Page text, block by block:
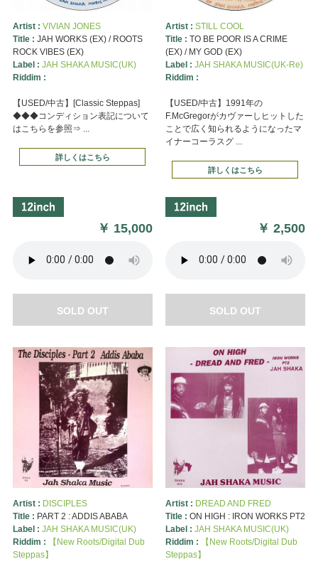
Artist : VIVIAN JONES
Title : JAH WORKS (EX) / ROOTS
ROCK VIBES (EX)
Label : JAH SHAKA MUSIC(UK)
Riddim :
【USED/中古】[Classic Steppas]
◆◆◆コンディション表記について
はこちらを参照⇒ ...
詳しくはこちら
￥ 15,000
SOLD OUT
Artist : STILL COOL
Title : TO BE POOR IS A CRIME
(EX) / MY GOD (EX)
Label : JAH SHAKA MUSIC(UK-Re)
Riddim :
【USED/中古】1991年の
F.McGregorがカヴァーしヒットした
ことで広く知られるようになったマ
イナーコーラスグ ...
詳しくはこちら
￥2,500
SOLD OUT
Artist : DISCIPLES
Title : PART 2 : ADDIS ABABA
Label : JAH SHAKA MUSIC(UK)
Riddim :
【New Roots/Digital Dub
Steppas】
Artist : DREAD AND FRED
Title : ON HIGH : IRON WORKS PT2
Label : JAH SHAKA MUSIC(UK)
Riddim :
【New Roots/Digital Dub
Steppas】